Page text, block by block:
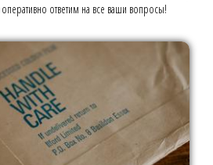
ответим на все ваши вопросы!